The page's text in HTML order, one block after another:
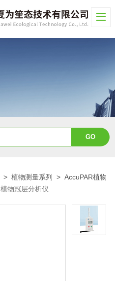
>植物测量系列 >AccuPAR植物
物冠层分析仪